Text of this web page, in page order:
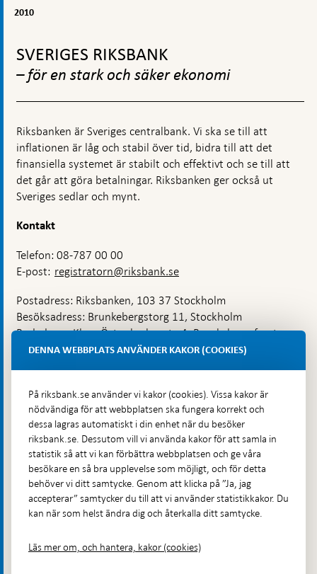
2010
toppnavigation
SVERIGES RIKSBANK
– för en stark och säker ekonomi
Riksbanken är Sveriges centralbank. Vi ska se till att
inflationen är låg och stabil över tid, bidra till att det
finansiella systemet är stabilt och effektivt och se till att
det går att göra betalningar. Riksbanken ger också ut
Sveriges sedlar och mynt.
Kontakt
Telefon: 08-787 00 00
E-post: registratorn@riksbank.se
Postadress: Riksbanken, 103 37 Stockholm
Besöksadress: Brunkebergstorg 11, Stockholm
Budadress: Klara Östra kyrkogata 4, Brunkebergsfaret,
Lastplats 6
Hitta direkt
Frågor och svar-
Öppnas
i
ny
flik
Till Riksbankens webbarkiv-
Öppnas
i
ny
Presskontakt
Integritetspolicy
DENNA WEBBPLATS ANVÄNDER KAKOR (COOKIES)
På riksbank.se använder vi kakor (cookies). Vissa kakor är
nödvändiga för att webbplatsen ska fungera korrekt och
dessa lagras automatiskt i din enhet när du besöker
riksbank.se. Dessutom vill vi använda kakor för att samla in
statistik så att vi kan förbättra webbplatsen och ge våra
besökare en så bra upplevelse som möjligt, och för detta
behöver vi ditt samtycke. Genom att klicka på ”Ja, jag
accepterar” samtycker du till att vi använder statistikkakor. Du
kan när som helst ändra dig och återkalla ditt samtycke.
Läs mer om, och hantera, kakor (cookies)